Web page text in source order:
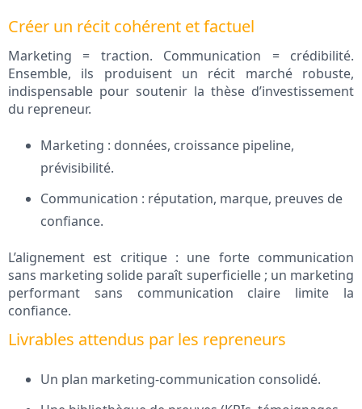
Créer un récit cohérent et factuel
Marketing = traction. Communication = crédibilité.
Ensemble, ils produisent un récit marché robuste,
indispensable pour soutenir la thèse d’investissement
du repreneur.
Marketing : données, croissance pipeline,
prévisibilité.
Communication : réputation, marque, preuves de
confiance.
L’alignement est critique : une forte communication
sans marketing solide paraît superficielle ; un marketing
performant sans communication claire limite la
confiance.
Livrables attendus par les repreneurs
Un plan marketing-communication consolidé.